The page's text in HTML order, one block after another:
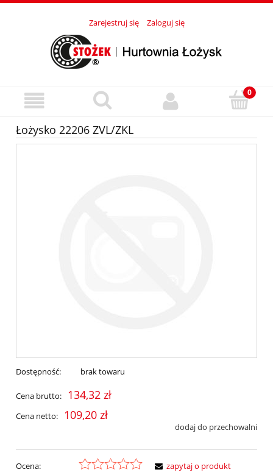
Zarejestruj się Zaloguj się
Łożysko 22206 ZVL/ZKL
Dostępność: brak towaru
Cena brutto: 134,32 zł
Cena netto: 109,20 zł
dodaj do przechowalni
Ocena:
zapytaj o produkt